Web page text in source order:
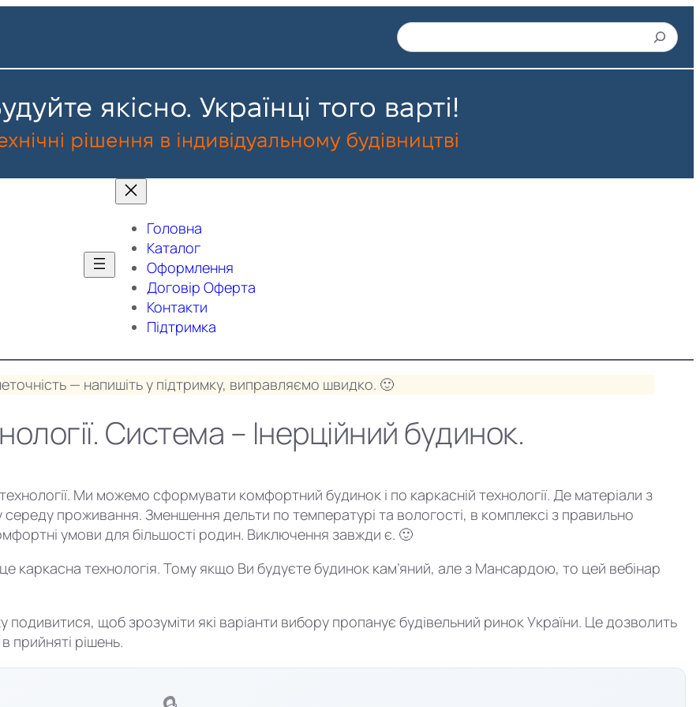
Пошук
Головна
Каталог
Оформлення
Договір Оферта
Контакти
Підтримка
— напишіть у підтримку, виправляємо швидко. 🙂
Система – Інерційний будинок.
Ми можемо сформувати комфортний будинок і по каркасній технології. Де матеріали з
проживання. Зменшення дельти по температурі та вологості, в комплексі з правильно
умови для більшості родин. Виключення завжди є. 🙂
технологія. Тому якщо Ви будуєте будинок кам’яний, але з Мансардою, то цей вебінар
щоб зрозуміти які варіанти вибору пропанує будівельний ринок України. Це дозволить
прийняті рішень.